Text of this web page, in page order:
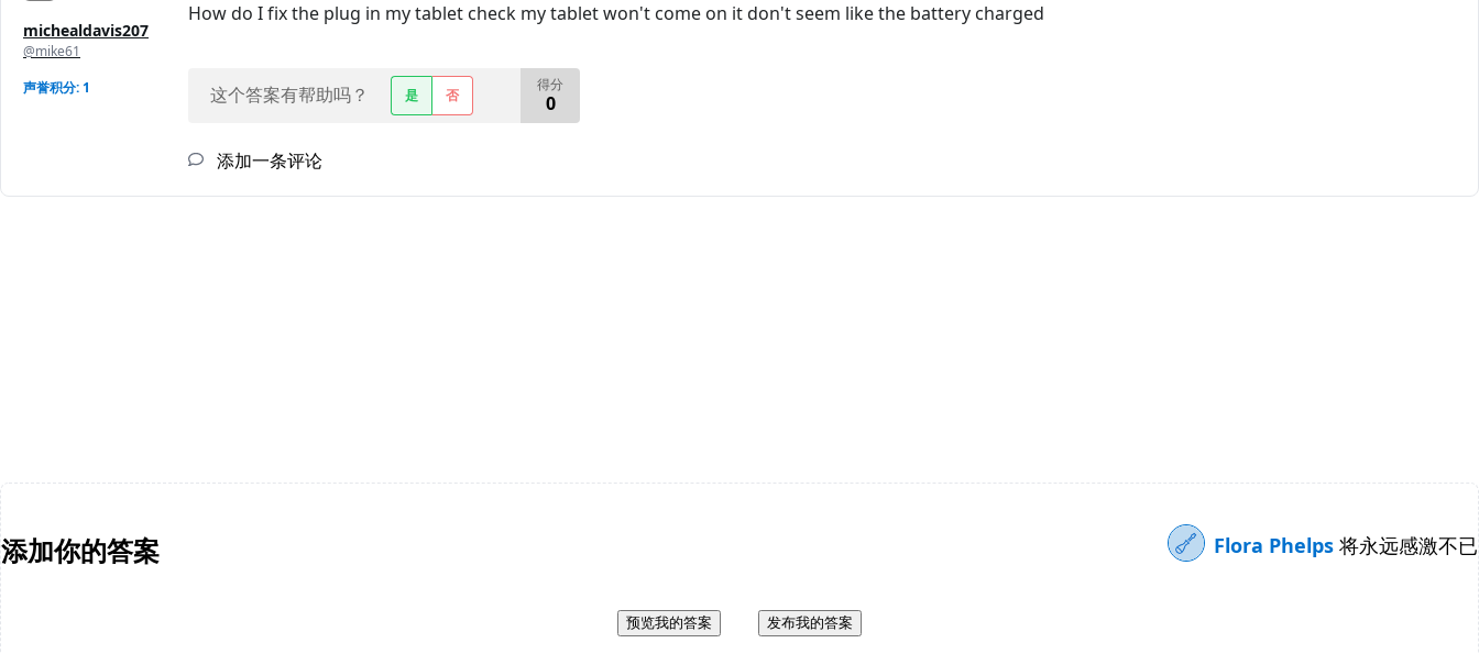
michealdavis207
@mike61
声誉积分: 1
How do I fix the plug in my tablet check my tablet won't come on it don't seem like the battery charged
这个答案有帮助吗？ 是 否
得分
0
添加一条评论
添加你的答案 Flora Phelps 将永远感激不已
预览我的答案 发布我的答案